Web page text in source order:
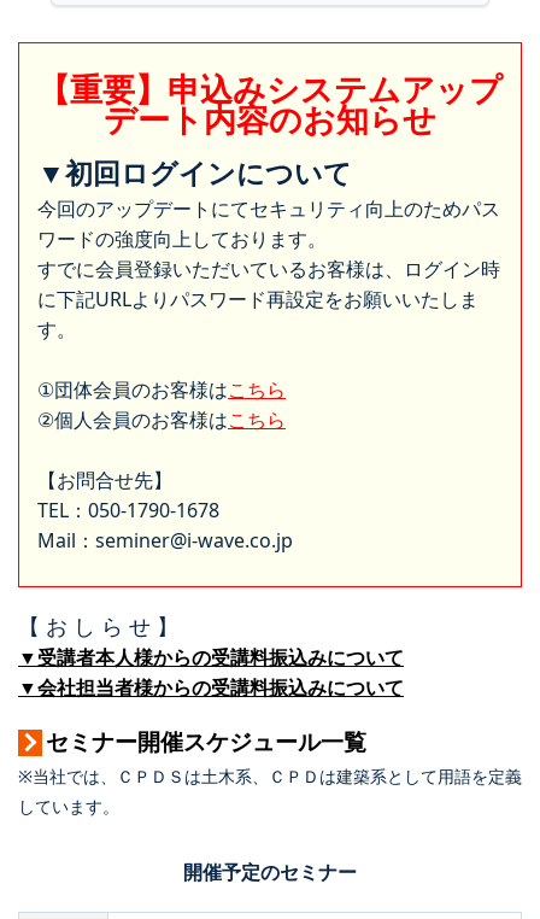
【重要】申込みシステムアップ
デート内容のお知らせ
▼初回ログインについて
今回のアップデートにてセキュリティ向上のためパス
ワードの強度向上しております。
すでに会員登録いただいているお客様は、ログイン時
に下記URLよりパスワード再設定をお願いいたしま
す。
①団体会員のお客様はこちら
②個人会員のお客様はこちら
【お問合せ先】
TEL：050-1790-1678
Mail：seminer@i-wave.co.jp
【 お し ら せ 】
▼受講者本人様からの受講料振込みについて
▼会社担当者様からの受講料振込みについて
セミナー開催スケジュール一覧
※当社では、ＣＰＤＳは土木系、ＣＰＤは建築系として用語を定義
しています。
開催予定のセミナー